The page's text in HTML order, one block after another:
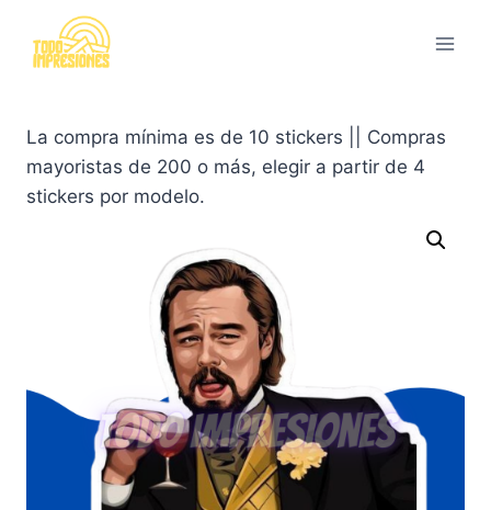
contenido
La compra mínima es de 10 stickers || Compras
mayoristas de 200 o más, elegir a partir de 4
stickers por modelo.